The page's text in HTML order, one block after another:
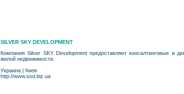
SILVER SKY DEVELOPMENT
Компания Silver SKY Development предоставляет консалтинговые и
жилой недвижимости.
Украина | Киев
http://www.ssd.biz.ua